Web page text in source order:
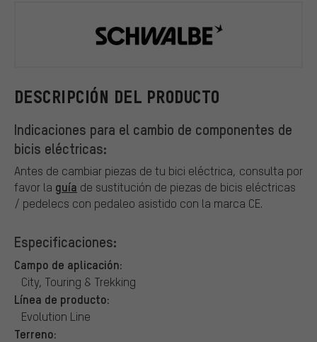
DESCRIPCIÓN DEL PRODUCTO
Indicaciones para el cambio de componentes de
bicis eléctricas:
Antes de cambiar piezas de tu bici eléctrica, consulta por
favor la guía de sustitución de piezas de bicis eléctricas
/ pedelecs con pedaleo asistido con la marca CE.
Especificaciones:
Campo de aplicación:
City, Touring & Trekking
Línea de producto:
Evolution Line
Terreno: